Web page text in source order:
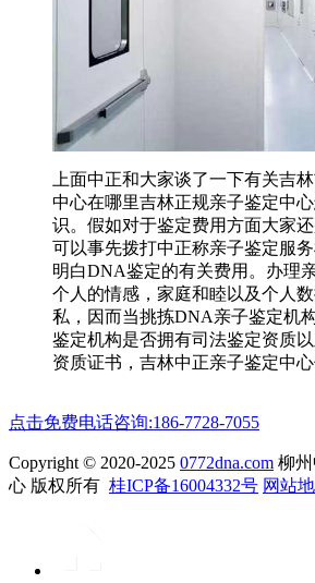
上面中正和大家谈了一下有关吉
中心在哪里吉林正规亲子鉴定中
识。假如对于鉴定费用方面大家
可以事先拨打中正称亲子鉴定服
明白DNA鉴定的有关费用。办理
个人的情感，家庭和睦以及个人
私，因而当挑拣DNA亲子鉴定机
鉴定机构是否拥有司法鉴定资质
资质证书，吉林中正亲子鉴定中心
点击免费电话咨询:186-7728-7055
Copyright © 2020-2025 0772dna.com 柳
心 版权所有 桂ICP备16004332号 网站